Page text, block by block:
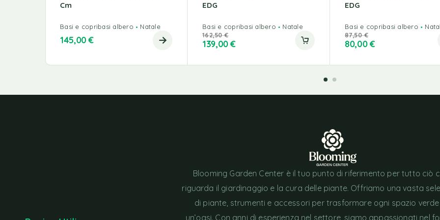
Cm
Basi e copribasi albero Natale
145,00€
EDG
Basi e copribasi albero
Natale
162,50€
139,00€
EDG
Basi e copribasi albero
87,50€
80,00€
Blooming Garden Center è il tuo punto di riferimento per tutto ciò
riguarda il giardinaggio e la cura delle piante. Offriamo una vasta
di piante, strumenti e accessori per trasformare ogni spazio verde
un’oasi. Con anni di esperienza nel settore, siamo appassionati nel